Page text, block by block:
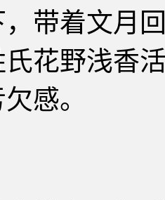
，带着文月
氏花野浅香
感。